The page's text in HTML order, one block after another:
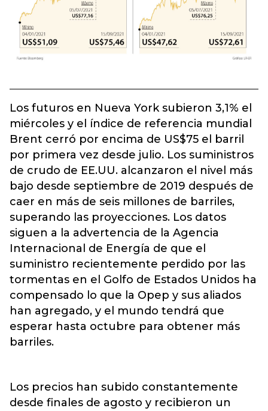
Los futuros en Nueva York subieron 3,1% el
miércoles y el índice de referencia mundial
Brent cerró por encima de US$75 el barril
por primera vez desde julio. Los suministros
de crudo de EE.UU. alcanzaron el nivel más
bajo desde septiembre de 2019 después de
caer en más de seis millones de barriles,
superando las proyecciones. Los datos
siguen a la advertencia de la Agencia
Internacional de Energía de que el
suministro recientemente perdido por las
tormentas en el Golfo de Estados Unidos ha
compensado lo que la Opep y sus aliados
han agregado, y el mundo tendrá que
esperar hasta octubre para obtener más
barriles.
Los precios han subido constantemente
desde finales de agosto y recibieron un